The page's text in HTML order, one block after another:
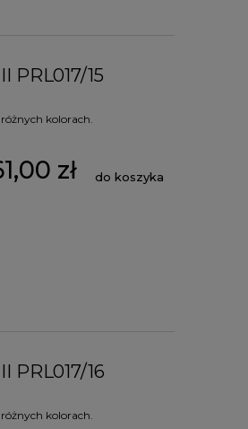
PRL017/15
kolorach.
zł do koszyka
PRL017/16
kolorach.